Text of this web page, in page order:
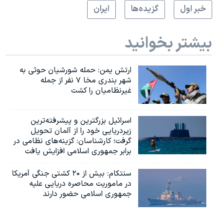
خبر اول
گزيده‌ها ايران
بیشتر بخوانید
ارتش یمن: حمله شورشیان حوثی به
شهر بندری مخا ۷ نفر از جمله
غیرنظامیان را کشت
اسرائيل بزرگترین و پیشرفته‌ترین
زیردریایی خود را از آلمان تحویل
گرفت؛ کارشناسان: گزینه‌های نظامی در
برابر جمهوری اسلامی افزایش یافت
سنتکام: بیش از ۲۰ کشتی جنگی آمریکا
در ماموریت محاصره دریایی علیه
جمهوری اسلامی حضور دارند